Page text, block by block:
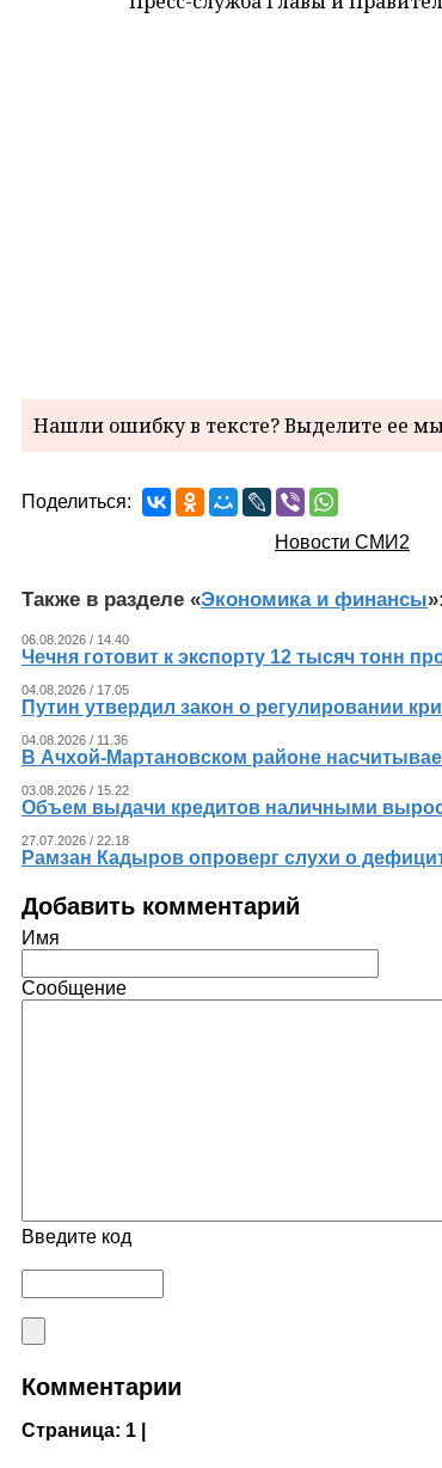
Нашли ошибку в тексте? Выделите ее
Поделиться:
Новости СМИ2
Также в разделе «Экономика и финансы»:
06.08.2026 / 14.40
Чечня готовит к экспорту 12 тысяч тонн
04.08.2026 / 17.05
Путин утвердил закон о регулировании
04.08.2026 / 11.36
В Ачхой-Мартановском районе
03.08.2026 / 15.22
Объем выдачи кредитов наличными вырос
27.07.2026 / 22.18
Рамзан Кадыров опроверг слухи о
Добавить комментарий
Имя
Сообщение
Введите код
Комментарии
Страница: 1 |